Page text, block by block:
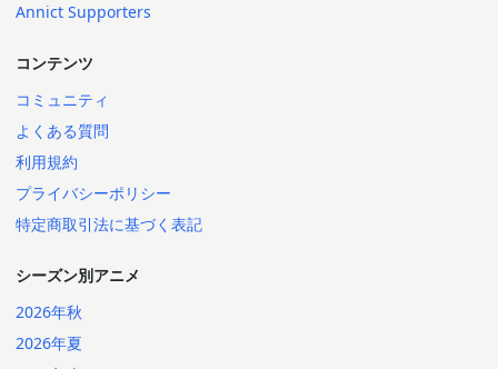
Annict Supporters
コンテンツ
コミュニティ
よくある質問
利用規約
プライバシーポリシー
特定商取引法に基づく表記
シーズン別アニメ
2026年秋
2026年夏